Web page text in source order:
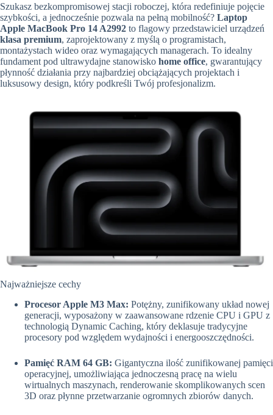
Szukasz bezkompromisowej stacji roboczej, która redefiniuje pojęcie
szybkości, a jednocześnie pozwala na pełną mobilność? Laptop
Apple MacBook Pro 14 A2992 to flagowy przedstawiciel urządzeń
klasa premium, zaprojektowany z myślą o programistach,
montażystach wideo oraz wymagających managerach. To idealny
fundament pod ultrawydajne stanowisko home office, gwarantujący
płynność działania przy najbardziej obciążających projektach i
luksusowy design, który podkreśli Twój profesjonalizm.
Najważniejsze cechy
Procesor Apple M3 Max: Potężny, zunifikowany układ nowej
generacji, wyposażony w zaawansowane rdzenie CPU i GPU z
technologią Dynamic Caching, który deklasuje tradycyjne
procesory pod względem wydajności i energooszczędności.
Pamięć RAM 64 GB: Gigantyczna ilość zunifikowanej pamięci
operacyjnej, umożliwiająca jednoczesną pracę na wielu
wirtualnych maszynach, renderowanie skomplikowanych scen
3D oraz płynne przetwarzanie ogromnych zbiorów danych.